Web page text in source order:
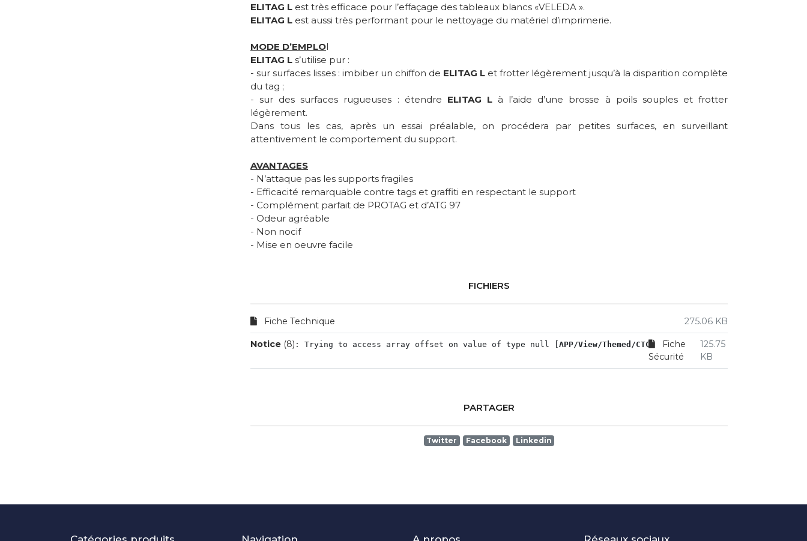
ELITAG L est très efficace pour l’effaçage des tableaux blancs «VELEDA ».
ELITAG L est aussi très performant pour le nettoyage du matériel d’imprimerie.
MODE D’EMPLOI
ELITAG L s’utilise pur :
- sur surfaces lisses : imbiber un chiffon de ELITAG L et frotter légèrement jusqu’à la disparition complète
du tag ;
- sur des surfaces rugueuses : étendre ELITAG Là l’aide d’une brosse à poils souples et frotter
légèrement.
Dans tous les cas, après un essai préalable, on procédera par petites surfaces, en surveillant
attentivement le comportement du support.
AVANTAGES
- N’attaque pas les supports fragiles
- Efficacité remarquable contre tags et graffiti en respectant le support
- Complément parfait de PROTAG et d’ATG 97
- Odeur agréable
- Non nocif
- Mise en oeuvre facile
FICHIERS
Fiche Technique 275.06 KB
Notice (8) : Trying to access array offset on value of type null [ APP/View/Themed/CTC-Theme/Products/product.ctp
Fiche
Sécurité
125.75
KB
PARTAGER
Twitter Facebook Linkedin